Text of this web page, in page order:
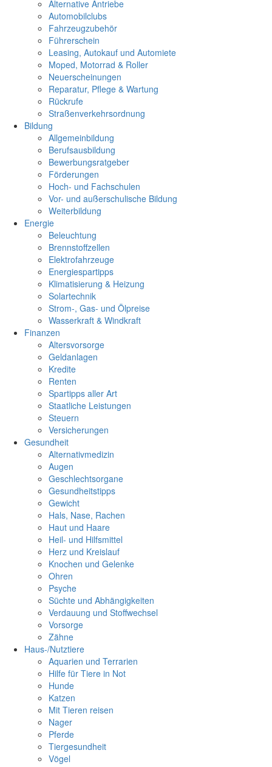
Alternative Antriebe
Automobilclubs
Fahrzeugzubehör
Führerschein
Leasing, Autokauf und Automiete
Moped, Motorrad & Roller
Neuerscheinungen
Reparatur, Pflege & Wartung
Rückrufe
Straßenverkehrsordnung
Bildung
Allgemeinbildung
Berufsausbildung
Bewerbungsratgeber
Förderungen
Hoch- und Fachschulen
Vor- und außerschulische Bildung
Weiterbildung
Energie
Beleuchtung
Brennstoffzellen
Elektrofahrzeuge
Energiespartipps
Klimatisierung & Heizung
Solartechnik
Strom-, Gas- und Ölpreise
Wasserkraft & Windkraft
Finanzen
Altersvorsorge
Geldanlagen
Kredite
Renten
Spartipps aller Art
Staatliche Leistungen
Steuern
Versicherungen
Gesundheit
Alternativmedizin
Augen
Geschlechtsorgane
Gesundheitstipps
Gewicht
Hals, Nase, Rachen
Haut und Haare
Heil- und Hilfsmittel
Herz und Kreislauf
Knochen und Gelenke
Ohren
Psyche
Süchte und Abhängigkeiten
Verdauung und Stoffwechsel
Vorsorge
Zähne
Haus-/Nutztiere
Aquarien und Terrarien
Hilfe für Tiere in Not
Hunde
Katzen
Mit Tieren reisen
Nager
Pferde
Tiergesundheit
Vögel